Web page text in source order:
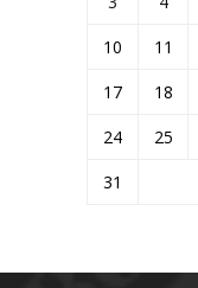
10
11
17
18
24
25
31